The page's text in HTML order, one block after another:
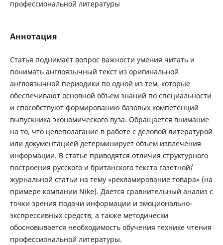
профессиональной литературы
Аннотация
Статья поднимает вопрос важности умения читать и
понимать англоязычный текст из оригинальной
англоязычной периодики по одной из тем, которые
обеспечивают основной объем знаний по специальности
и способствуют формированию базовых компетенций
выпускника экономического вуза. Обращается внимание
на то, что целеполагание в работе с деловой литературой
или документацией детерминирует объем извлечения
информации. В статье приводятся отличия структурного
построения русского и британского текста газетной/
журнальной статьи на тему «рекламирование товара» (на
примере компании Nike). Дается сравнительный анализ с
точки зрения подачи информации и эмоционально-
экспрессивных средств, а также методически
обосновывается необходимость обучения технике чтения
профессиональной литературы.